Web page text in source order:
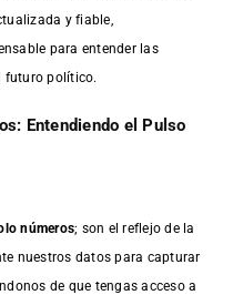
y fiable,
para entender las
futuro político.
Entendiendo el Pulso
números; son el reflejo de la
nuestros datos para capturar
de que tengas acceso a